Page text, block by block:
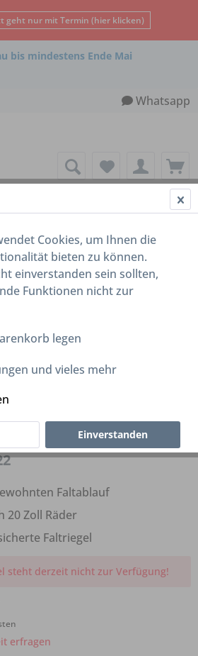
geht nur mit Termin (hier klicken)
bis mindestens Ende Mai
Whatsapp
Faltablauf
20 Zoll Räder
Faltriegel
steht derzeit nicht zur Verfügung!
erfragen
Cookies, um Ihnen die
bieten zu können.
einverstanden sein sollten,
Funktionen nicht zur
legen
und vieles mehr
Einverstanden